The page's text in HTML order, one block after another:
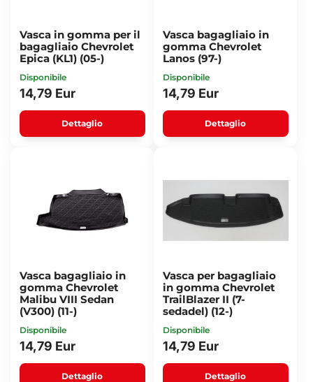
Vasca in gomma per il
bagagliaio Chevrolet
Epica (KL1) (05-)
Disponibile
14,79 Eur
Dettaglio
Vasca bagagliaio in
gomma Chevrolet
Lanos (97-)
Disponibile
14,79 Eur
Dettaglio
Vasca bagagliaio in
gomma Chevrolet
Malibu VIII Sedan
(V300) (11-)
Disponibile
14,79 Eur
Dettaglio
Vasca per bagagliaio
in gomma Chevrolet
TrailBlazer II (7-
sedadel) (12-)
Disponibile
14,79 Eur
Dettaglio